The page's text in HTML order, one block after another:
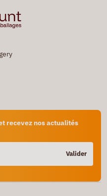
recevez nos actualités
Valider